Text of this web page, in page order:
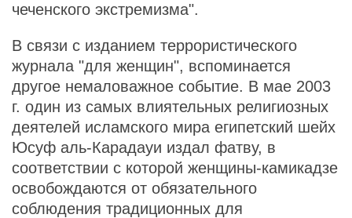
чеченского экстремизма".
В связи с изданием террористического
журнала "для женщин", вспоминается
другое немаловажное событие. В мае 2003
г. один из самых влиятельных религиозных
деятелей исламского мира египетский шейх
Юсуф аль-Карадауи издал фатву, в
соответствии с которой женщины-камикадзе
освобождаются от обязательного
соблюдения традиционных для